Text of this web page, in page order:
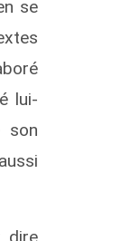
se
lui-
son